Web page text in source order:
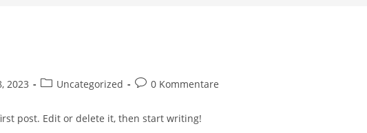
2023
Beitrags-
Uncategorized
Beitrags-
0 Kommentare
post. Edit or delete it, then start writing!